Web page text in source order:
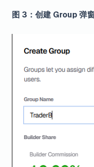
图 3：创建 Group 弹